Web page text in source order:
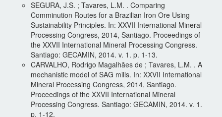
SEGURA, J.S. ; Tavares, L.M. . Comparing
Comminution Routes for a Brazilian Iron Ore Using
Sustainability Principles. In: XXVII International Mineral
Processing Congress, 2014, Santiago. Proceedings of
the XXVII International Mineral Processing Congress.
Santiago: GECAMIN, 2014. v. 1. p. 1-13.
CARVALHO, Rodrigo Magalhães de ; Tavares, L.M. . A
mechanistic model of SAG mills. In: XXVII International
Mineral Processing Congress, 2014, Santiago.
Proceedings of the XXVII International Mineral
Processing Congress. Santiago: GECAMIN, 2014. v. 1.
p. 1-12.